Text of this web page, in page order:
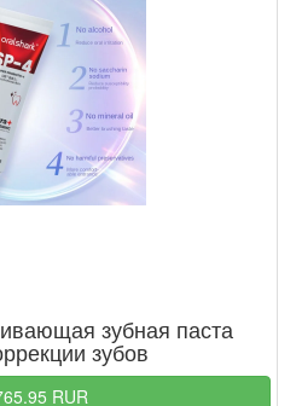
зубная паста
зубов
RUR